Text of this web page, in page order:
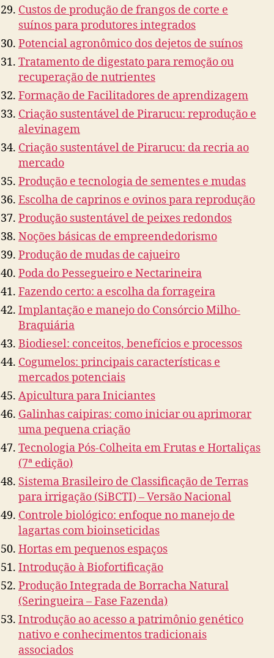
Custos de produção de frangos de corte e
suínos para produtores integrados
Potencial agronômico dos dejetos de suínos
Tratamento de digestato para remoção ou
recuperação de nutrientes
Formação de Facilitadores de aprendizagem
Criação sustentável de Pirarucu: reprodução e
alevinagem
Criação sustentável de Pirarucu: da recria ao
mercado
Produção e tecnologia de sementes e mudas
Escolha de caprinos e ovinos para reprodução
Produção sustentável de peixes redondos
Noções básicas de empreendedorismo
Produção de mudas de cajueiro
Poda do Pessegueiro e Nectarineira
Fazendo certo: a escolha da forrageira
Implantação e manejo do Consórcio Milho-
Braquiária
Biodiesel: conceitos, benefícios e processos
Cogumelos: principais características e
mercados potenciais
Apicultura para Iniciantes
Galinhas caipiras: como iniciar ou aprimorar
uma pequena criação
Tecnologia Pós-Colheita em Frutas e Hortaliças
(7ª edição)
Sistema Brasileiro de Classificação de Terras
para irrigação (SiBCTI) – Versão Nacional
Controle biológico: enfoque no manejo de
lagartas com bioinseticidas
Hortas em pequenos espaços
Introdução à Biofortificação
Produção Integrada de Borracha Natural
(Seringueira – Fase Fazenda)
Introdução ao acesso a patrimônio genético
nativo e conhecimentos tradicionais
associados